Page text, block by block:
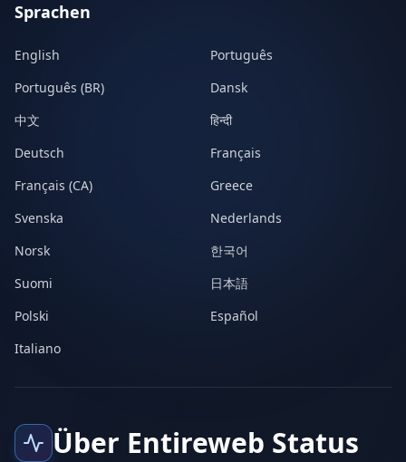
Sprachen
English
Português
Português (BR)
Dansk
中文
हिन्दी
Deutsch
Français
Français (CA)
Greece
Svenska
Nederlands
Norsk
한국어
Suomi
日本語
Polski
Español
Italiano
Über Entireweb Status